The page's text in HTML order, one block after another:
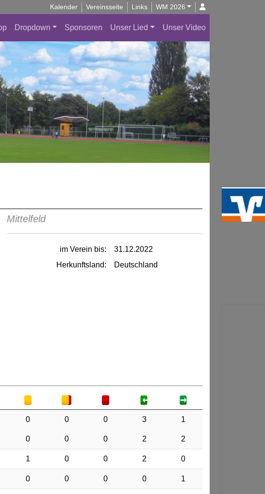
Kalender Vereinsseite Links WM 2026
Dropdown Sponsoren Unser Lied Unser Video
Mittelfeld
im Verein bis:
31.12.2022
Herkunftsland:
Deutschland
0 0 0 3 1
0 0 0 2 2
1 0 0 2 0
0 0 0 0 1